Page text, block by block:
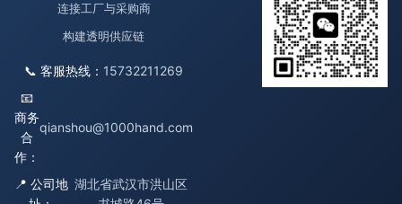
连接工厂与采购商
构建透明供应链
📞 客服热线： 15732211269
📧
商务
合
作：
qianshou@1000hand.com
📍 公司地 湖北省武汉市洪山区